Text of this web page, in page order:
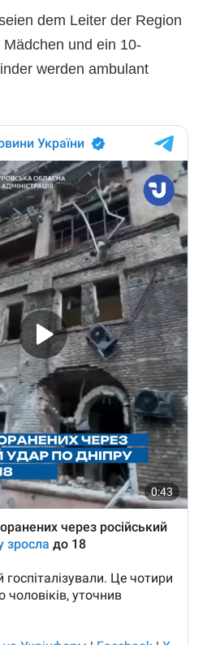
Abonnement
Fotobank
dem Leiter der Region
und ein 10-
werden ambulant